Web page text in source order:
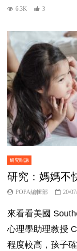
6.3K 3
研究咁講
研究：媽媽不
POPA編輯部 20/
來看看美國
心理學助理教授
程度較高，孩子